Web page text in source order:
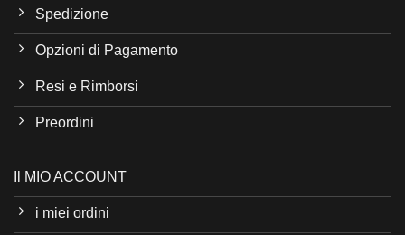
Spedizione
Opzioni di Pagamento
Resi e Rimborsi
Preordini
Il MIO ACCOUNT
i miei ordini